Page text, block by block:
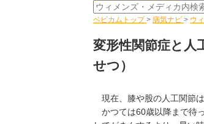
ベビカムトップ > 病気ナビ > ウ
変形性関節症と人
せつ）
現在、膝や股の人工関節
かつては60歳以降まで待